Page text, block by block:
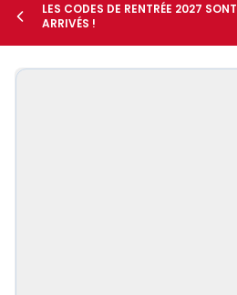
le sous-menu Vos métiers
LES CODES DE RENTRÉE 2027 SONT
ARRIVÉS !